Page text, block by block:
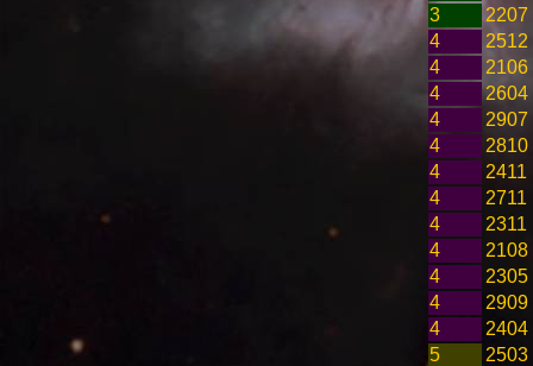
3
2207
4
2512
4
2106
4
2604
4
2907
4
2810
4
2411
4
2711
4
2311
4
2108
4
2305
4
2909
4
2404
5
2503